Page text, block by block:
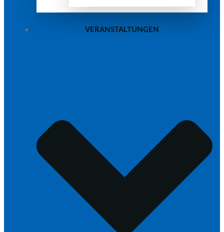
VERANSTALTUNGEN